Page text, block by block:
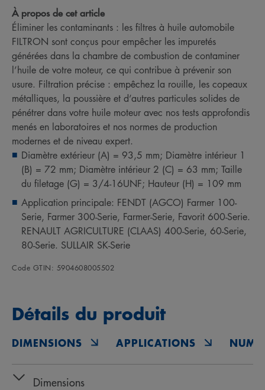
À propos de cet article
Éliminer les contaminants : les filtres à huile automobile
FILTRON sont conçus pour empêcher les impuretés
générées dans la chambre de combustion de contaminer
l’huile de votre moteur, ce qui contribue à prévenir son
usure. Filtration précise : empêchez la rouille, les copeaux
métalliques, la poussière et d’autres particules solides de
pénétrer dans votre huile moteur avec nos tests approfondis
menés en laboratoires et nos normes de production
modernes et de niveau expert.
Diamètre extérieur (A) = 93,5 mm; Diamètre intérieur 1
(B) = 72 mm; Diamètre intérieur 2 (C) = 63 mm; Taille
du filetage (G) = 3/4-16UNF; Hauteur (H) = 109 mm
Application principale: FENDT (AGCO) Farmer 100-
Serie, Farmer 300-Serie, Farmer-Serie, Favorit 600-Serie.
RENAULT AGRICULTURE (CLAAS) 400-Serie, 60-Serie,
80-Serie. SULLAIR SK-Serie
Code GTIN: 5904608005502
Détails du produit
DIMENSIONS APPLICATIONS
Dimensions